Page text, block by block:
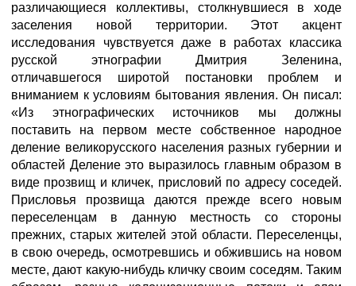
различающиеся коллективы, столкнувшиеся в ходе
заселения новой территории. Этот акцент
исследования чувствуется даже в работах классика
русской этнографии Дмитрия Зеленина,
отличавшегося широтой постановки проблем и
вниманием к условиям бытования явления. Он писал:
«Из этнографических источников мы должны
поставить на первом месте собственное народное
деление великорусского населения разных губернии и
областей Деление это выразилось главным образом в
виде прозвищ и кличек, присловий по адресу соседей.
Присловья прозвища даются прежде всего новым
переселенцам в данную местность со стороны
прежних, старых жителей этой области. Переселенцы,
в свою очередь, осмотревшись и обжившись на новом
месте, дают какую-нибудь кличку своим соседям. Таким